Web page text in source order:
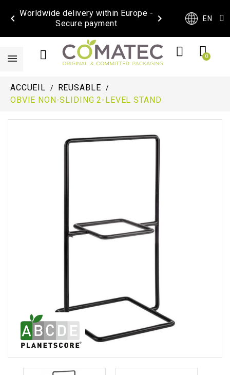
Worldwide delivery within Europe -
Secure payment
  EN
ACCUEIL
REUSABLE
OBVIE NON-SLIDING 2-LEVEL STAND